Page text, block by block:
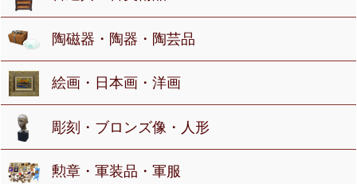
陶磁器・陶器・陶芸品
絵画・日本画・洋画
彫刻・ブロンズ像・人形
勲章・軍装品・軍服